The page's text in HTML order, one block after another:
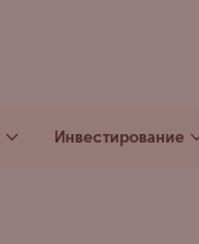
Инвестирование